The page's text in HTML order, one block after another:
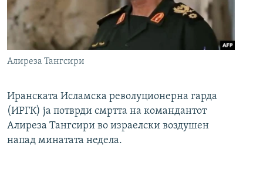
Алиреза Тангсири
Иранската Исламска револуционерна гарда
(ИРГК) ја потврди смртта на командантот
Алиреза Тангсири во израелски воздушен
напад минатата недела.